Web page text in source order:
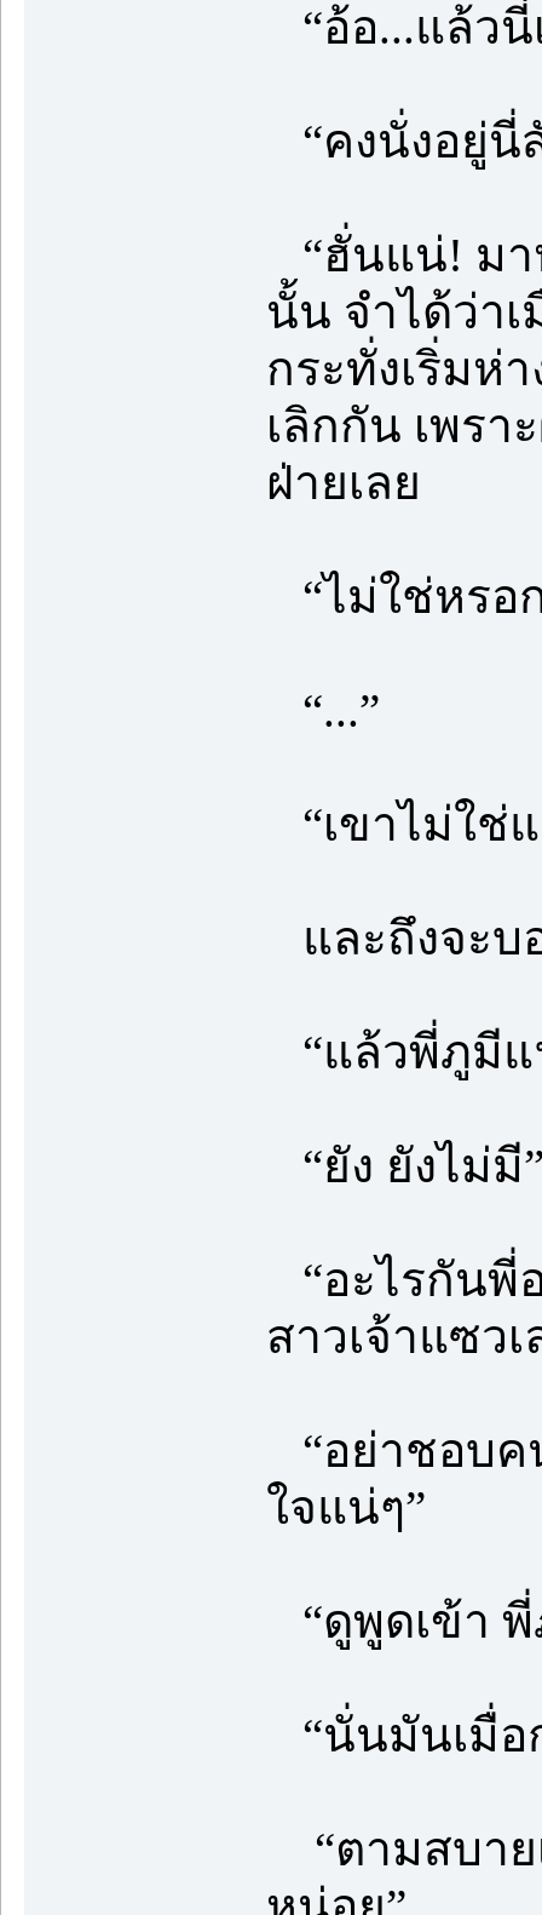
“อ้อ...แล้วนี่
“คงนั่งอยู่นี่
“ฮั่นแน่! มา
นั้น จำได้ว่า
กระทั่งเริ่มห่
เลิกกัน เพร
ฝ่ายเลย
“ไม่ใช่หรอ
“...”
“เขาไม่ใช่
และถึงจะบ
“แล้วพี่ภูมีแ
“ยัง ยังไม่มี
“อะไรกันพี่
สาวเจ้าแซว
“อย่าชอบค
ใจแน่ๆ”
“ดูพูดเข้า
“นั่นมันเมื่อ
“ตามสบาย